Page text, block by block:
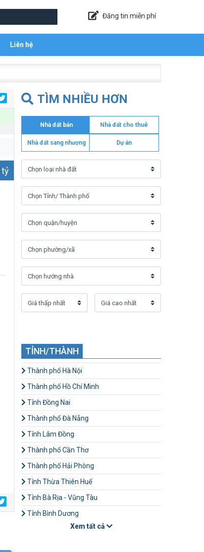
Đăng tin miễn phí
Liên hệ
tỷ
TÌM NHIỀU HƠN
Nhà đất bán Nhà đất cho thuê
Nhà đất sang nhượng Dự án
TỈNH/THÀNH
Thành phố Hà Nội
Thành phố Hồ Chí Minh
Tỉnh Đồng Nai
Thành phố Đà Nẵng
Tỉnh Lâm Đồng
Thành phố Cần Thơ
Thành phố Hải Phòng
Tỉnh Thừa Thiên Huế
Tỉnh Bà Rịa - Vũng Tàu
Tỉnh Bình Dương
Xem tất cả